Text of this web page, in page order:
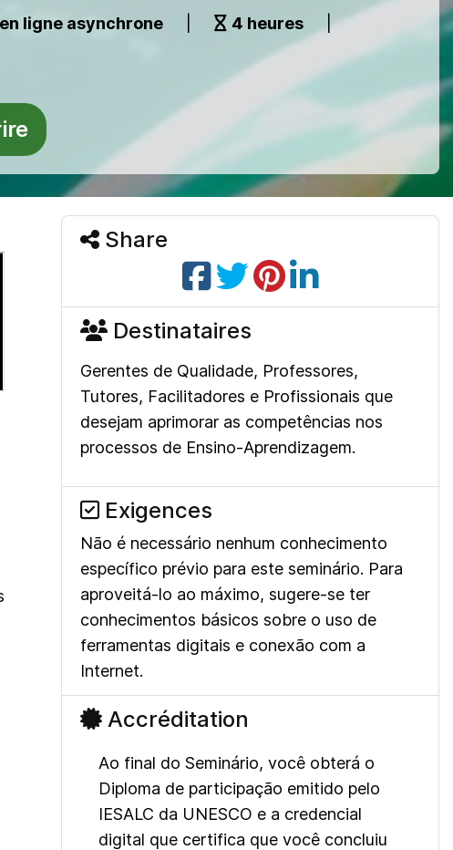
ligne asynchrone 4 heures
|
Share
Destinataires
Gerentes de Qualidade, Professores,
Tutores, Facilitadores e Profissionais que
desejam aprimorar as competências nos
processos de Ensino-Aprendizagem.
Exigences
Não é necessário nenhum conhecimento
específico prévio para este seminário. Para
aproveitá-lo ao máximo, sugere-se ter
conhecimentos básicos sobre o uso de
ferramentas digitais e conexão com a
Internet.
Accréditation
Ao final do Seminário, você obterá o
Diploma de participação emitido pelo
IESALC da UNESCO e a credencial
digital que certifica que você concluiu